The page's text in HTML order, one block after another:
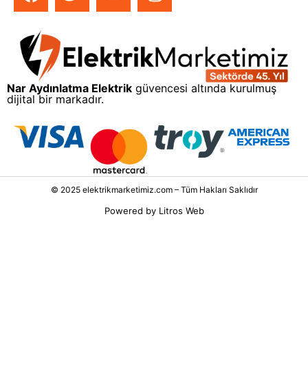
Nar Aydınlatma Elektrik güvencesi altında kurulmuş
dijital bir markadır.
© 2025 elektrikmarketimiz.com – Tüm Hakları Saklıdır
Powered by Litros Web